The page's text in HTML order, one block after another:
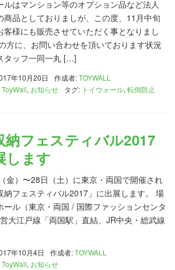
ルはマンション等のオプション品など法人
商品としておりましが、この度、11月中旬
客様にも販売させていただく事となりまし
方に、お問い合わせを頂いております状況
タッフ一同一丸 […]
年10月20日 作成者:TOYWALL
ToyWall, お知らせ タグ: トイウォール, 転倒防止
納フェスティバル2017
します
金）〜28日（土）に東京・両国で開催され
納フェスティバル2017」に出展します。 場
ール（東京・両国 / 国際ファッションセンタ
大江戸線「両国駅」直結、JR中央・総武線
年10月4日 作成者:TOYWALL
ToyWall, お知らせ